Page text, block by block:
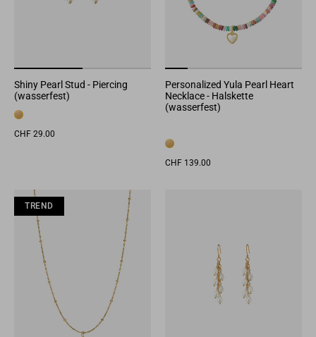
Shiny Pearl Stud - Piercing
(wasserfest)
CHF 29.00
Personalized Yula Pearl Heart
Necklace - Halskette
(wasserfest)
CHF 139.00
TREND
TREND